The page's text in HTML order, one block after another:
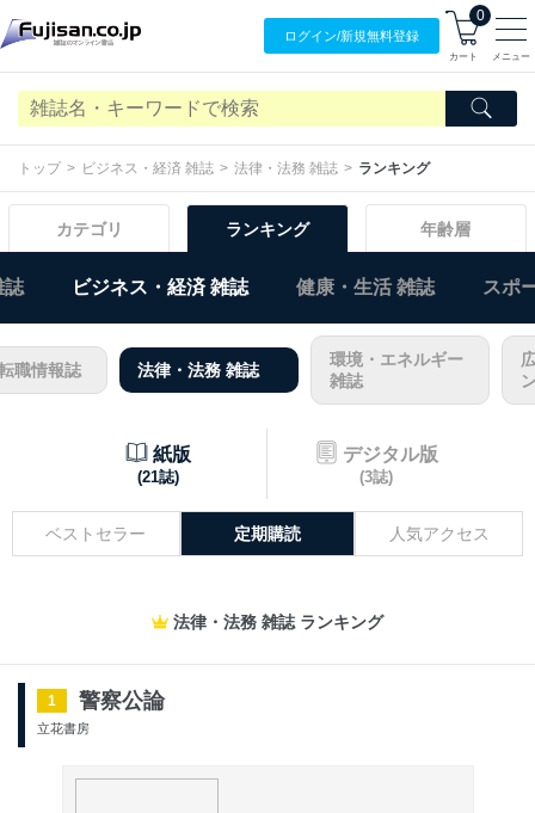
ログイン/新規無料登録
0
カート メニュー
トップ ビジネス・経済 雑誌 法律・法務 雑誌 ランキング
カテゴリ ランキング 年齢層
誌 ビジネス・経済 雑誌 健康・生活 雑誌 スポ
職情報誌 法律・法務 雑誌
環境・エネルギー
雑誌
紙版
(21誌)
デジタル版
(3誌)
ベストセラー 定期購読 人気アクセス
法律・法務 雑誌 ランキング
1 警察公論
立花書房